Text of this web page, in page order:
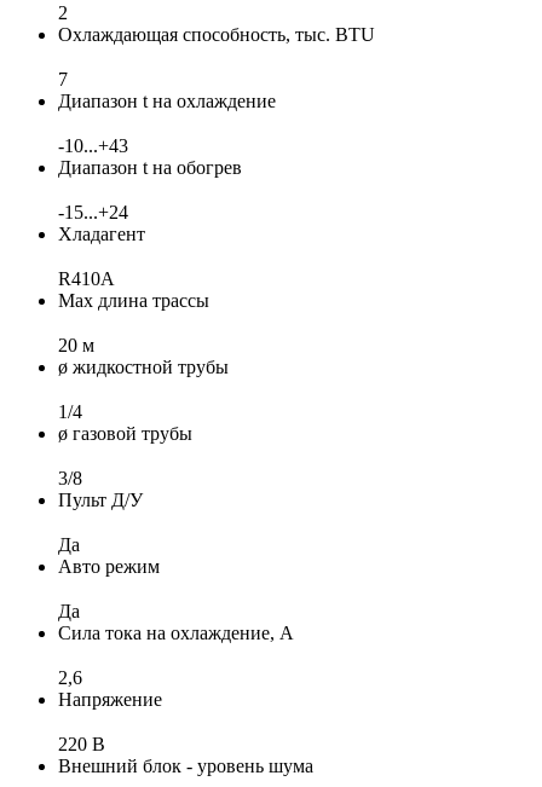
2
Охлаждающая способность, тыс. BTU
7
Диапазон t на охлаждение
-10...+43
Диапазон t на обогрев
-15...+24
Хладагент
R410A
Max длина трассы
20 м
ø жидкостной трубы
1/4
ø газовой трубы
3/8
Пульт Д/У
Да
Авто режим
Да
Сила тока на охлаждение, А
2,6
Напряжение
220 В
Внешний блок - уровень шума